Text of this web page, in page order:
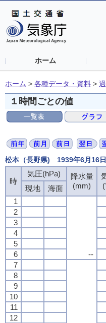
ホーム
ホーム > 各種データ・資料 >
１時間ごとの値
松本（長野県) 1939年6月16
時
気圧(hPa)
降水量
(mm)
現地
海面
1
--
2
3
4
5
6
7
8
9
10
11
12
時
気圧(hPa)
降水量
(mm)
現地
海面
1
--
2
3
4
5
6
7
8
9
10
11
12
時
気圧(hPa)
降水量
(mm)
現地
海面
1
--
2
3
4
5
6
7
8
9
10
11
12
時
気圧(hPa)
降水量
(mm)
現地
海面
1
--
2
3
4
5
6
7
8
9
10
11
12